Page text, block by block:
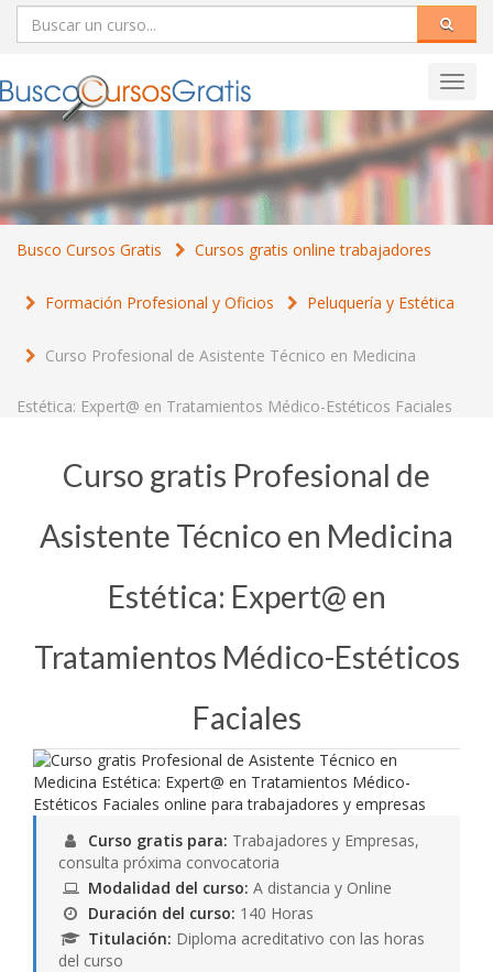
Busco Cursos Gratis Cursos gratis online trabajadores
Formación Profesional y Oficios Peluquería y Estética
Curso Profesional de Asistente Técnico en Medicina
Estética: Expert@ en Tratamientos Médico-Estéticos Faciales
Curso gratis Profesional de
Asistente Técnico en Medicina
Estética: Expert@ en
Tratamientos Médico-Estéticos
Faciales
Curso gratis para: Trabajadores y Empresas,
consulta próxima convocatoria
Modalidad del curso: A distancia y Online
Duración del curso: 140 Horas
Titulación: Diploma acreditativo con las horas
del curso